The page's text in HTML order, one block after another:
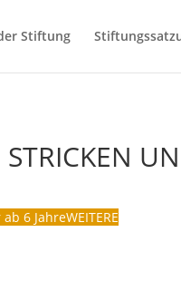
Stiftung
6 JahreWEITERE